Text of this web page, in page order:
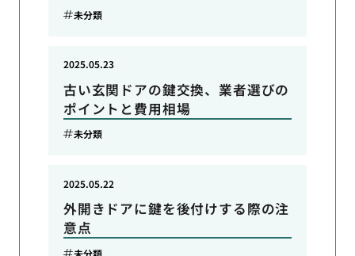
未分類
古い玄関ドアの鍵交換、業者選びの
ポイントと費用相場
2025.05.23
未分類
外開きドアに鍵を後付けする際の注
意点
2025.05.22
未分類